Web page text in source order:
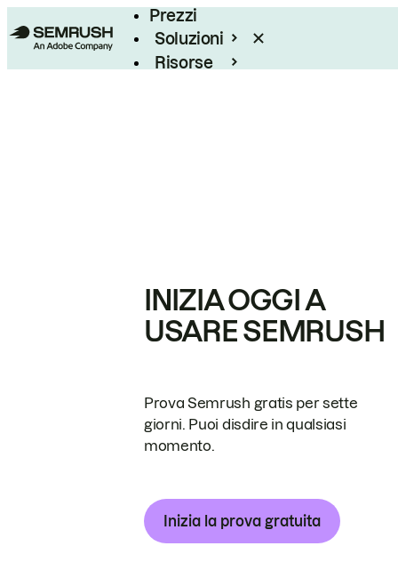
Prezzi
Soluzioni
Risorse
INIZIA OGGI A
USARE SEMRUSH
Prova Semrush gratis per sette
giorni. Puoi disdire in qualsiasi
momento.
Inizia la prova gratuita